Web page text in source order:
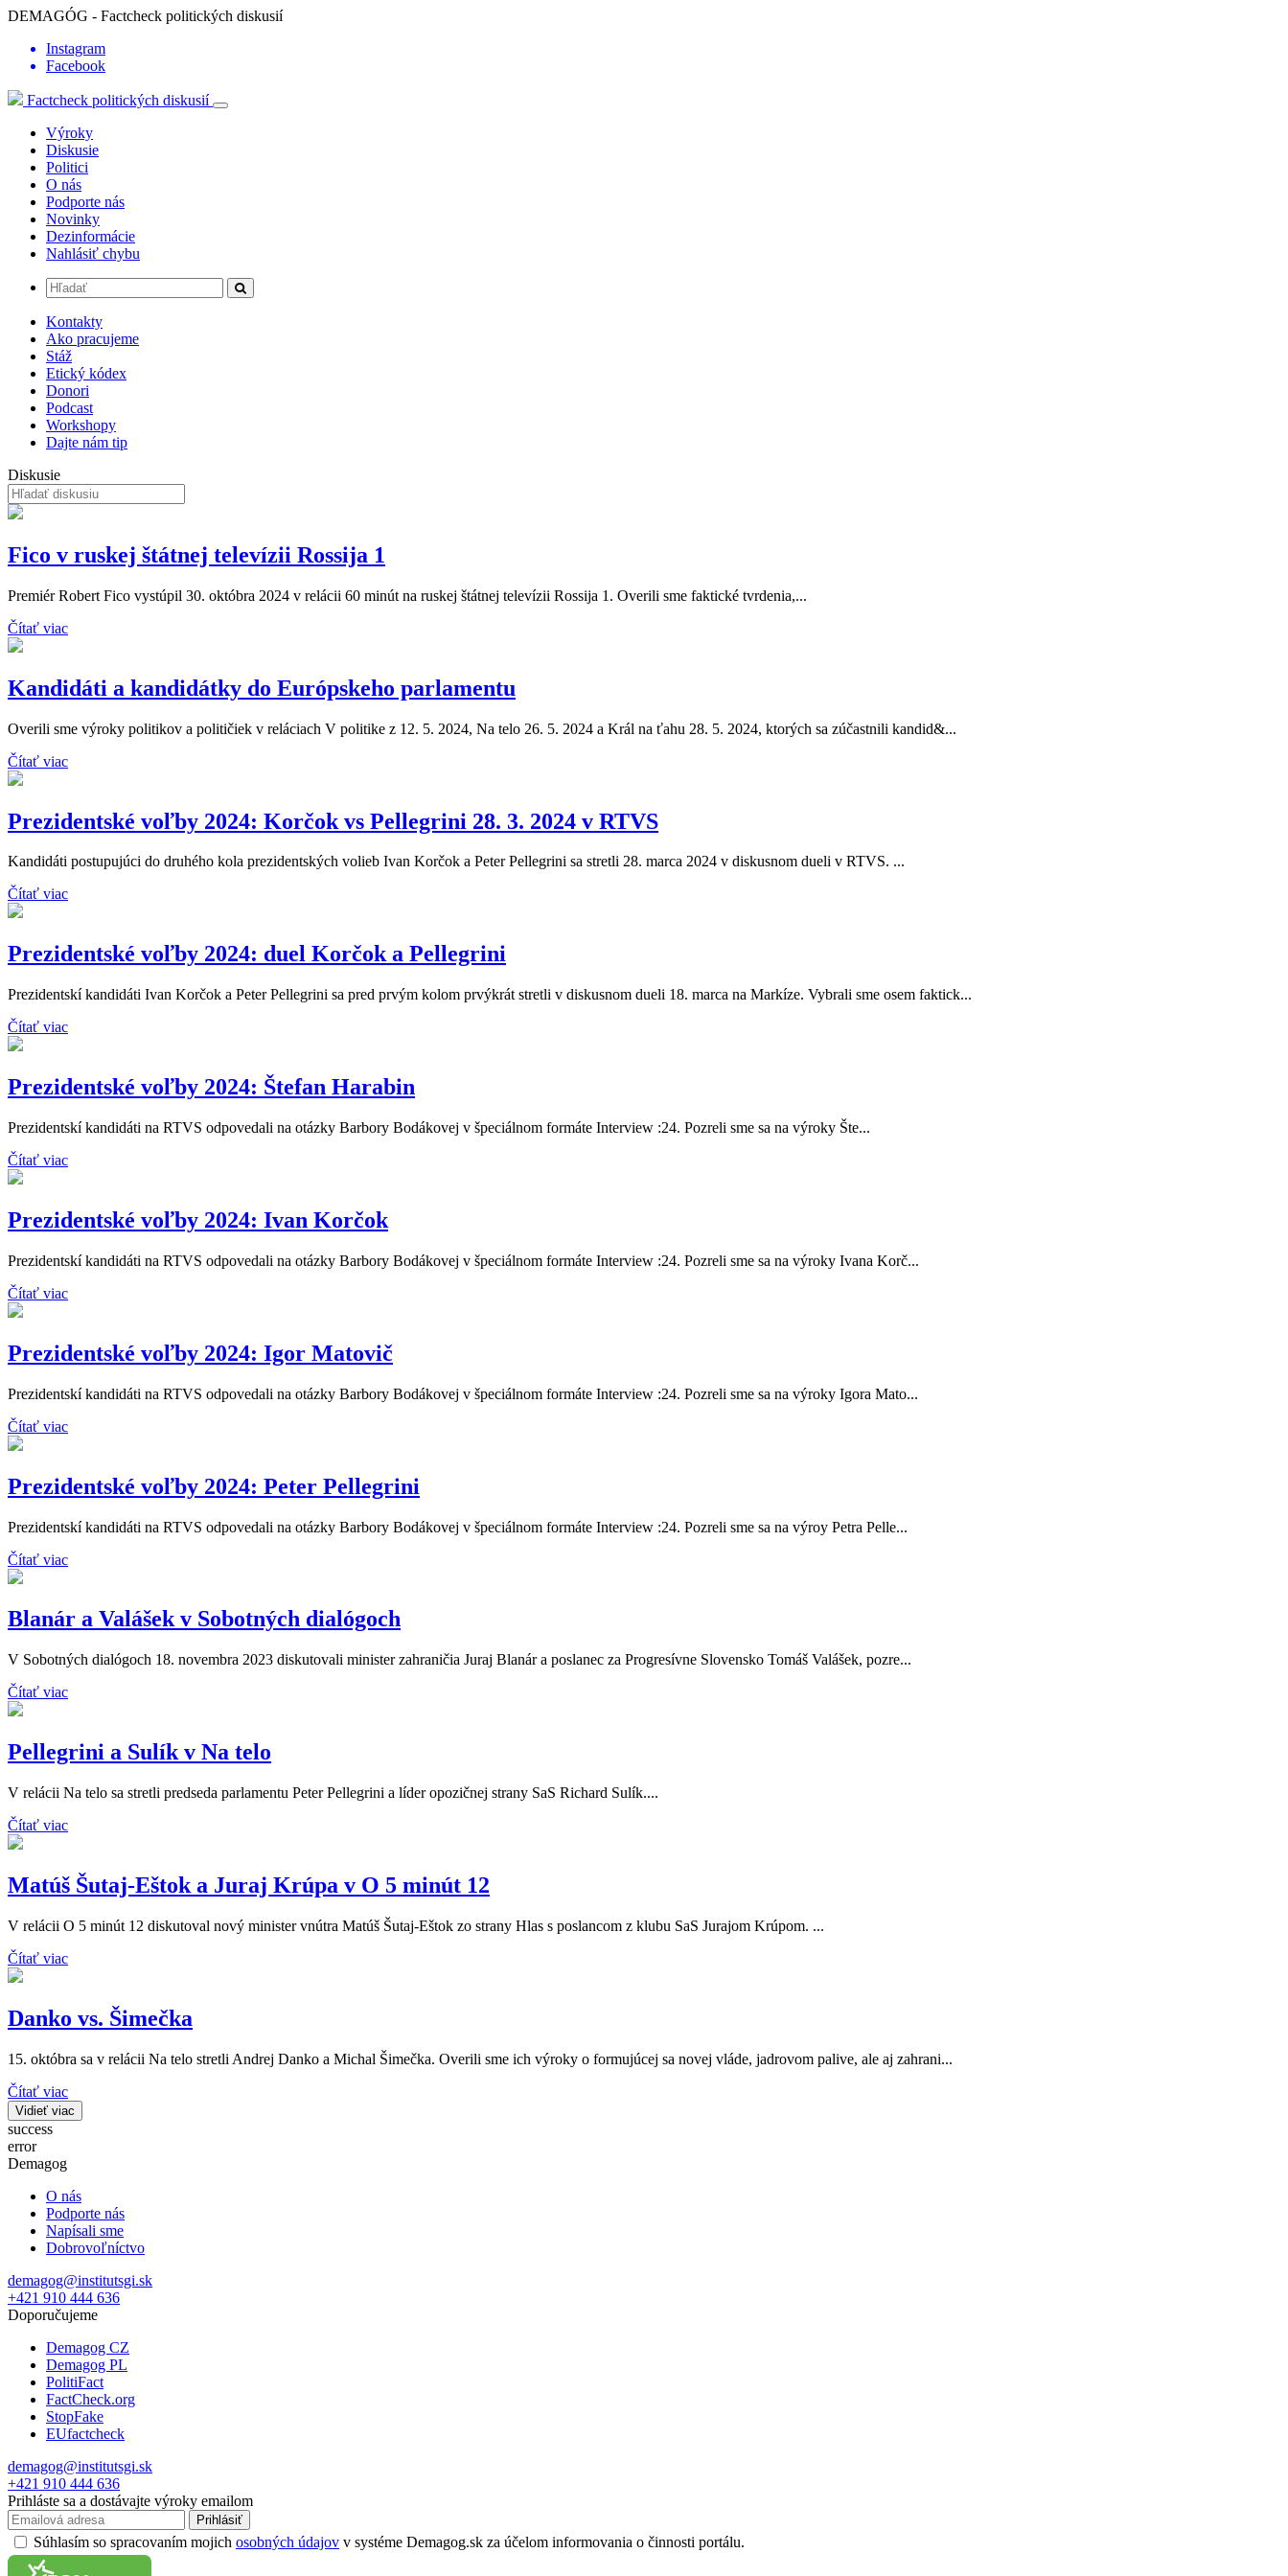
DEMAGÓG - Factcheck politických diskusií
Instagram
Facebook
Factcheck politických diskusií
Výroky
Diskusie
Politici
O nás
Podporte nás
Novinky
Dezinformácie
Nahlásiť chybu
Kontakty
Ako pracujeme
Stáž
Etický kódex
Donori
Podcast
Workshopy
Dajte nám tip
Diskusie
Fico v ruskej štátnej televízii Rossija 1
Premiér Robert Fico vystúpil 30. októbra 2024 v relácii 60 minút na ruskej štátnej televízii Rossija 1. Overili sme faktické tvrdenia,...
Čítať viac
Kandidáti a kandidátky do Európskeho parlamentu
Overili sme výroky politikov a političiek v reláciach V politike z 12. 5. 2024, Na telo 26. 5. 2024 a Král na ťahu 28. 5. 2024, ktorých sa zúčastnili kandid&...
Čítať viac
Prezidentské voľby 2024: Korčok vs Pellegrini 28. 3. 2024 v RTVS
Kandidáti postupujúci do druhého kola prezidentských volieb Ivan Korčok a Peter Pellegrini sa stretli 28. marca 2024 v diskusnom dueli v RTVS. ...
Čítať viac
Prezidentské voľby 2024: duel Korčok a Pellegrini
Prezidentskí kandidáti Ivan Korčok a Peter Pellegrini sa pred prvým kolom prvýkrát stretli v diskusnom dueli 18. marca na Markíze. Vybrali sme osem faktick...
Čítať viac
Prezidentské voľby 2024: Štefan Harabin
Prezidentskí kandidáti na RTVS odpovedali na otázky Barbory Bodákovej v špeciálnom formáte Interview :24. Pozreli sme sa na výroky Šte...
Čítať viac
Prezidentské voľby 2024: Ivan Korčok
Prezidentskí kandidáti na RTVS odpovedali na otázky Barbory Bodákovej v špeciálnom formáte Interview :24. Pozreli sme sa na výroky Ivana Korč...
Čítať viac
Prezidentské voľby 2024: Igor Matovič
Prezidentskí kandidáti na RTVS odpovedali na otázky Barbory Bodákovej v špeciálnom formáte Interview :24. Pozreli sme sa na výroky Igora Mato...
Čítať viac
Prezidentské voľby 2024: Peter Pellegrini
Prezidentskí kandidáti na RTVS odpovedali na otázky Barbory Bodákovej v špeciálnom formáte Interview :24. Pozreli sme sa na výroy Petra Pelle...
Čítať viac
Blanár a Valášek v Sobotných dialógoch
V Sobotných dialógoch 18. novembra 2023 diskutovali minister zahraničia Juraj Blanár a poslanec za Progresívne Slovensko Tomáš Valášek, pozre...
Čítať viac
Pellegrini a Sulík v Na telo
V relácii Na telo sa stretli predseda parlamentu Peter Pellegrini a líder opozičnej strany SaS Richard Sulík....
Čítať viac
Matúš Šutaj-Eštok a Juraj Krúpa v O 5 minút 12
V relácii O 5 minút 12 diskutoval nový minister vnútra Matúš Šutaj-Eštok zo strany Hlas s poslancom z klubu SaS Jurajom Krúpom. ...
Čítať viac
Danko vs. Šimečka
15. októbra sa v relácii Na telo stretli Andrej Danko a Michal Šimečka. Overili sme ich výroky o formujúcej sa novej vláde, jadrovom palive, ale aj zahrani...
Čítať viac
Vidieť viac
success
error
Demagog
O nás
Podporte nás
Napísali sme
Dobrovoľníctvo
demagog@institutsgi.sk
+421 910 444 636
Doporučujeme
Demagog CZ
Demagog PL
PolitiFact
FactCheck.org
StopFake
EUfactcheck
demagog@institutsgi.sk
+421 910 444 636
Prihláste sa a dostávajte výroky emailom
Prihlásiť
Súhlasím so spracovaním mojich osobných údajov v systéme Demagog.sk za účelom informovania o činnosti portálu.